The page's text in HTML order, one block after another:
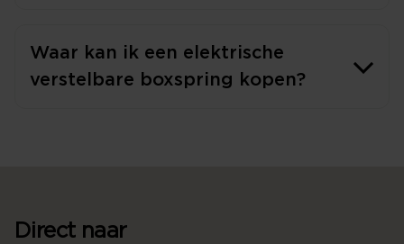
Waar kan ik een elektrische
verstelbare boxspring kopen?
Direct naar